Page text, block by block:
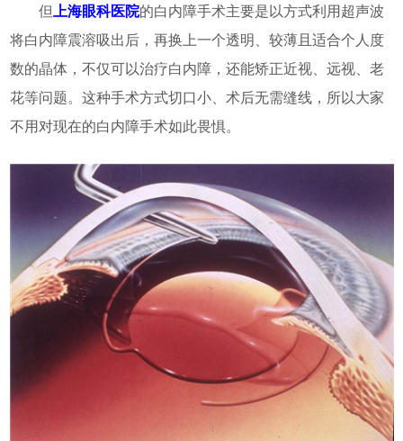
但 上海眼科医院的白内障手术主要是以方式利用超声波
将白内障震溶吸出后，再换上一个透明、较薄且适合个人度
数的晶体，不仅可以治疗白内障，还能矫正近视、远视、老
花等问题。这种手术方式切口小、术后无需缝线，所以大家
不用对现在的白内障手术如此畏惧。